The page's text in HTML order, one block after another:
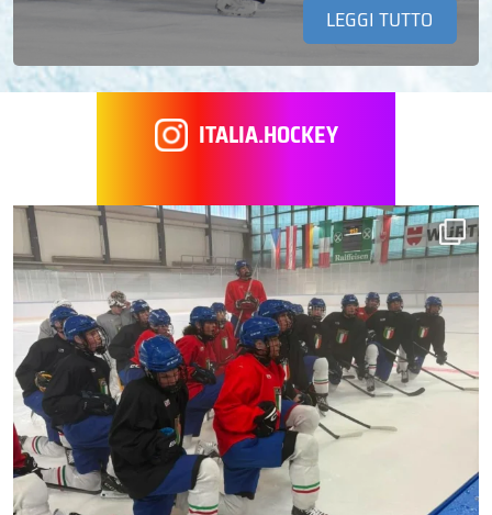
LEGGI TUTTO
ITALIA.HOCKEY